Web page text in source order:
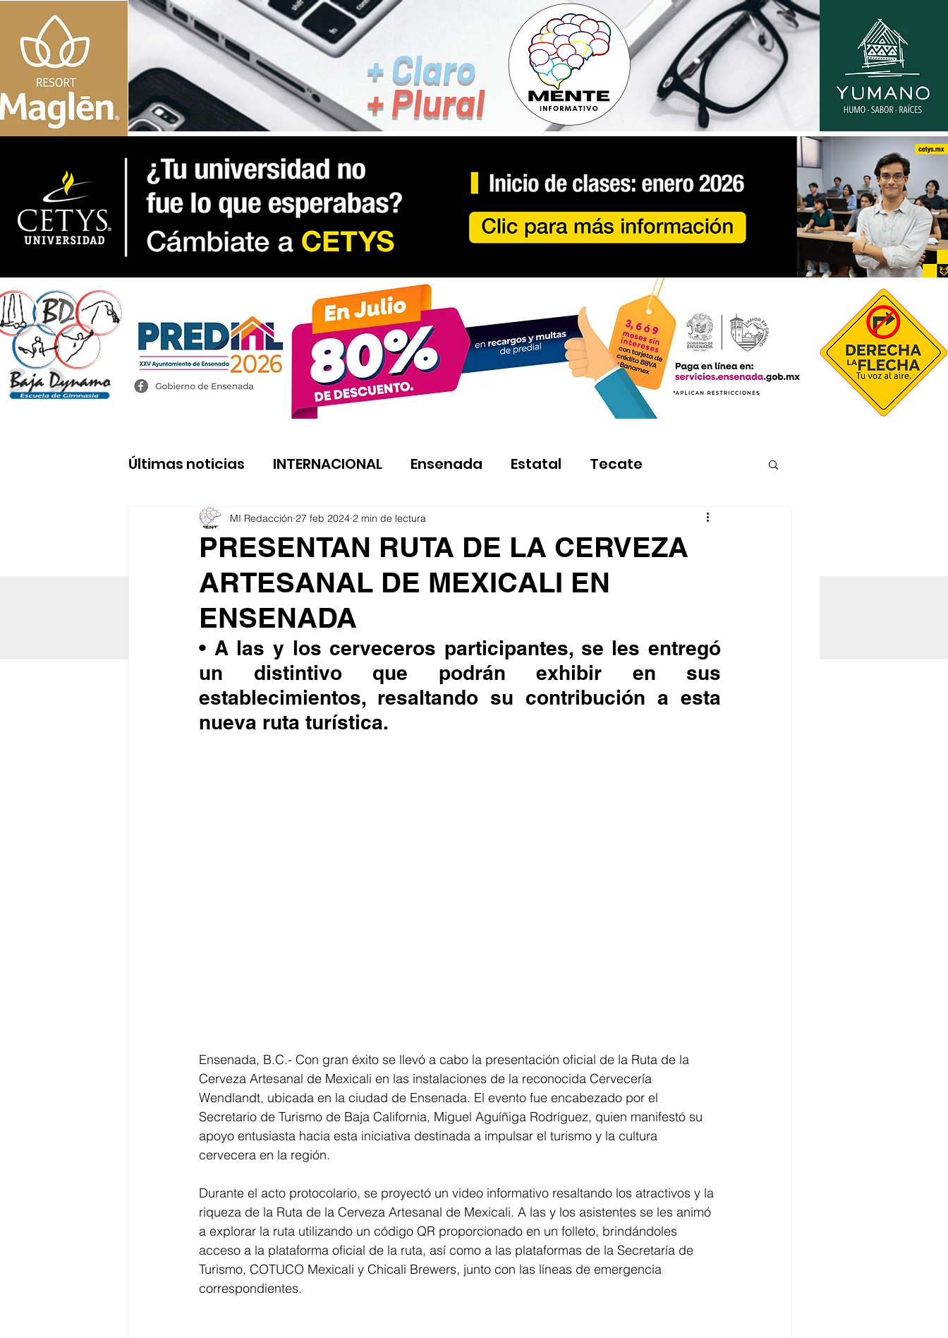
+ Claro
+ Plural
Últimas noticias INTERNACIONAL Ensenada Estatal Tecate
PRESENTAN RUTA DE LA CERVEZA
ARTESANAL DE MEXICALI EN
ENSENADA
MI Redacción 27 feb 2024 2 min de lectura
• A las y los cerveceros participantes, se les entregó
un distintivo que podrán exhibir en sus
establecimientos, resaltando su contribución a esta
nueva ruta turística.
Ensenada, B.C.- Con gran éxito se llevó a cabo la presentación oficial de la Ruta de la
Cerveza Artesanal de Mexicali en las instalaciones de la reconocida Cervecería
Wendlandt, ubicada en la ciudad de Ensenada. El evento fue encabezado por el
Secretario de Turismo de Baja California, Miguel Aguíñiga Rodríguez, quien manifestó su
apoyo entusiasta hacia esta iniciativa destinada a impulsar el turismo y la cultura
cervecera en la región.
Durante el acto protocolario, se proyectó un video informativo resaltando los atractivos y la
riqueza de la Ruta de la Cerveza Artesanal de Mexicali. A las y los asistentes se les animó
a explorar la ruta utilizando un código QR proporcionado en un folleto, brindándoles
acceso a la plataforma oficial de la ruta, así como a las plataformas de la Secretaría de
Turismo, COTUCO Mexicali y Chicali Brewers, junto con las líneas de emergencia
correspondientes.